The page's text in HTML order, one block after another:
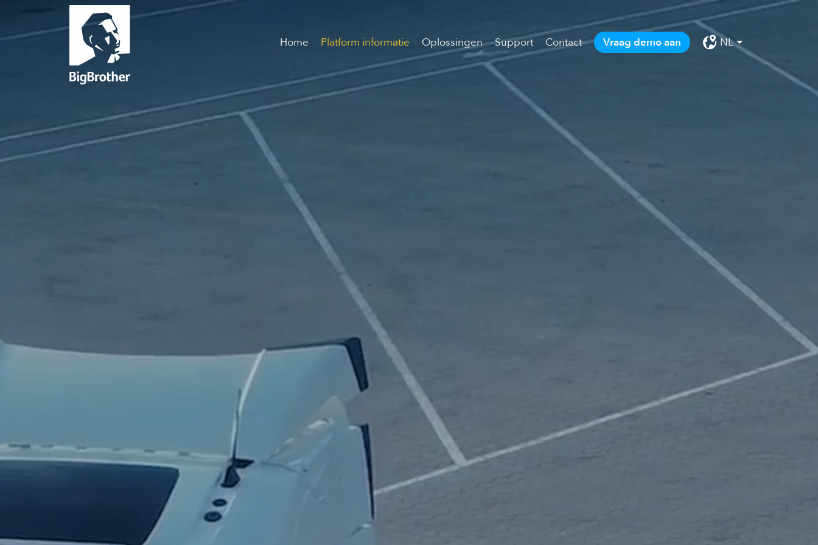
Home Platform informatie Oplossingen Support Contact Vraag demo aan NL